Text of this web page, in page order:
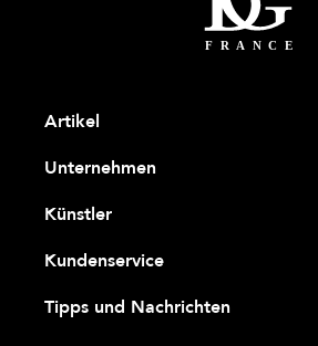
Artikel
Unternehmen
Künstler
Kundenservice
Tipps und Nachrichten